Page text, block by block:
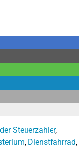
Steuerzahler,
, Dienstfahrrad,